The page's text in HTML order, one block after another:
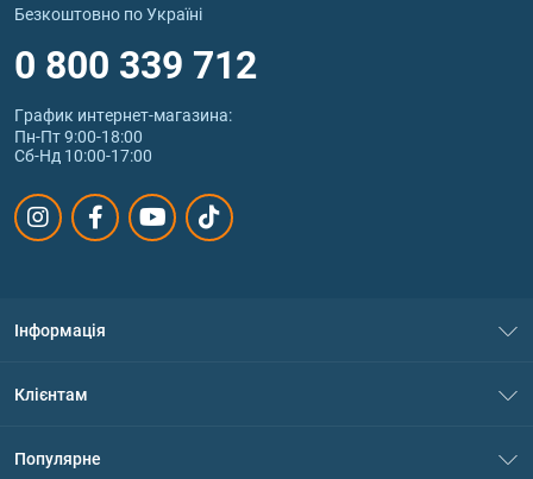
Безкоштовно по Україні
0 800 339 712
График интернет‑магазина:
Пн-Пт 9:00-18:00
Сб-Нд 10:00-17:00
Інформація
Політика конфіденційності
Клієнтам
Популярне